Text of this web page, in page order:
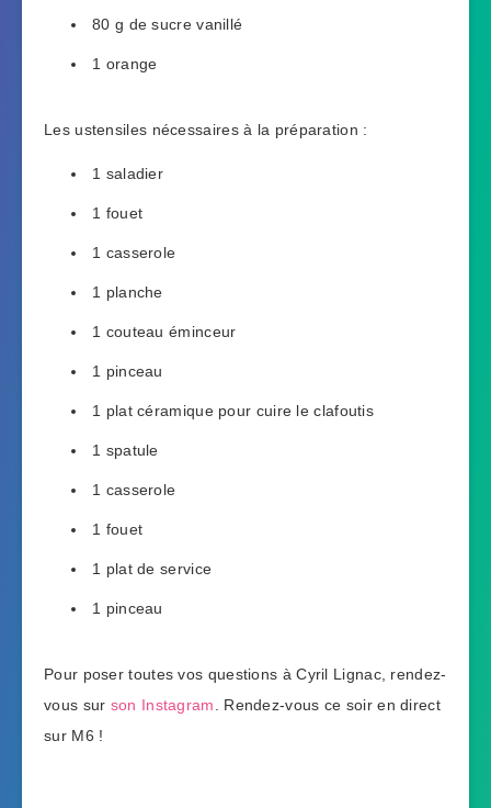
80 g de sucre vanillé
1 orange
Les ustensiles nécessaires à la préparation :
1 saladier
1 fouet
1 casserole
1 planche
1 couteau éminceur
1 pinceau
1 plat céramique pour cuire le clafoutis
1 spatule
1 casserole
1 fouet
1 plat de service
1 pinceau
Pour poser toutes vos questions à Cyril Lignac, rendez-
vous sur son Instagram. Rendez-vous ce soir en direct
sur M6 !